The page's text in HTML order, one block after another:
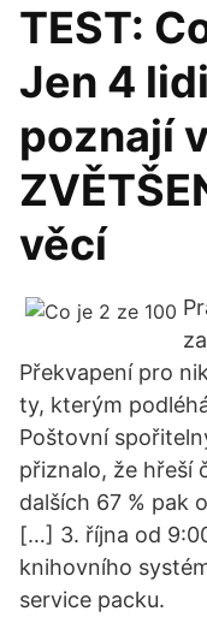
TEST:
Jen 4
poznají
věcí
Překvapení pro
ty, kterým
Poštovní
přiznalo, že hřeší
dalších 67 % pak
[…] 3. října od
knihovního
service packu.